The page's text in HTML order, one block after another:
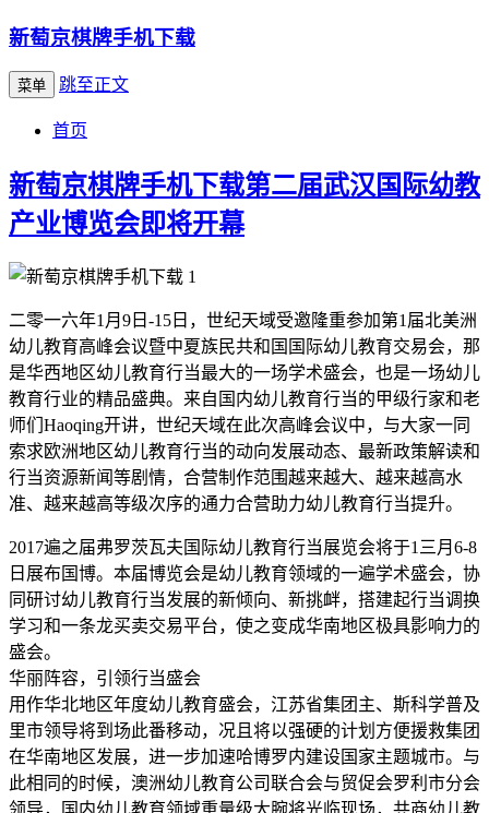
新萄京棋牌手机下载
菜单 跳至正文
首页
新萄京棋牌手机下载第二届武汉国际幼教
产业博览会即将开幕
二零一六年1月9日-15日，世纪天域受邀隆重参加第1届北美洲
幼儿教育高峰会议暨中夏族民共和国国际幼儿教育交易会，那
是华西地区幼儿教育行当最大的一场学术盛会，也是一场幼儿
教育行业的精品盛典。来自国内幼儿教育行当的甲级行家和老
师们Haoqing开讲，世纪天域在此次高峰会议中，与大家一同
索求欧洲地区幼儿教育行当的动向发展动态、最新政策解读和
行当资源新闻等剧情，合营制作范围越来越大、越来越高水
准、越来越高等级次序的通力合营助力幼儿教育行当提升。
2017遍之届弗罗茨瓦夫国际幼儿教育行当展览会将于1三月6-8
日展布国博。本届博览会是幼儿教育领域的一遍学术盛会，协
同研讨幼儿教育行当发展的新倾向、新挑衅，搭建起行当调换
学习和一条龙买卖交易平台，使之变成华南地区极具影响力的
盛会。
华丽阵容，引领行当盛会
用作华北地区年度幼儿教育盛会，江苏省集团主、斯科学普及
里市领导将到场此番移动，况且将以强硬的计划方便援救集团
在华南地区发展，进一步加速哈博罗内建设国家主题城市。与
此相同的时候，澳洲幼儿教育公司联合会与贸促会罗利市分会